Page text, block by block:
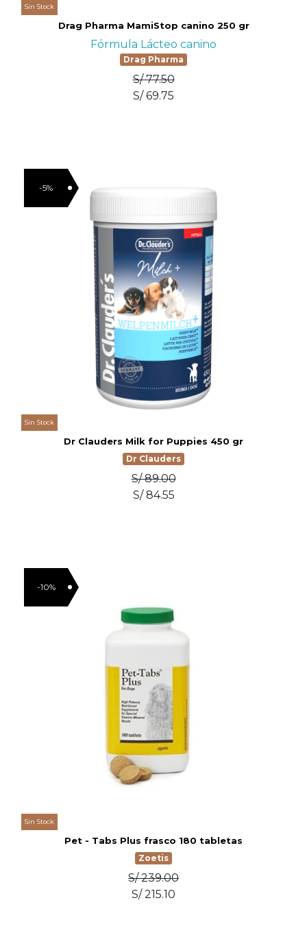
Sin Stock
Drag Pharma MamiStop canino 250 gr
Fórmula Lácteo canino
Drag Pharma
S/ 77.50
S/ 69.75
-5%
Sin Stock
Dr Clauders Milk for Puppies 450 gr
Dr Clauders
S/ 89.00
S/ 84.55
-10%
Sin Stock
Pet - Tabs Plus frasco 180 tabletas
Zoetis
S/ 239.00
S/ 215.10